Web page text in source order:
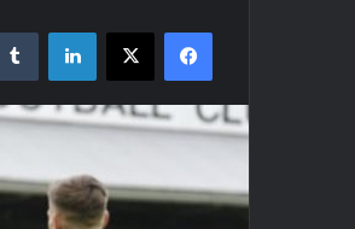
فيسبوك ‫X لينكدإن